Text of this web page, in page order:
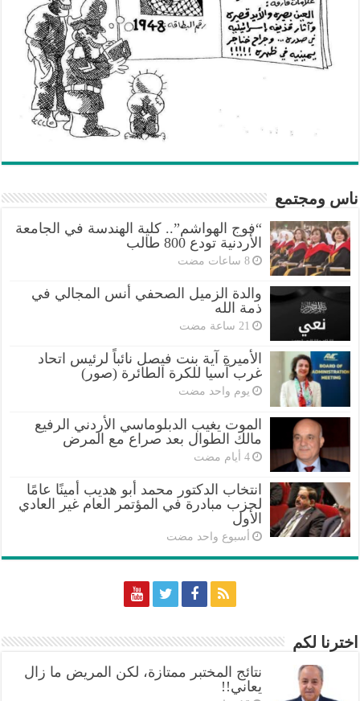
ناس ومجتمع
“فوج الهواشم”.. كلية الهندسة في الجامعة
الأردنية تودع 800 طالب
‏8 ساعات مضت
والدة الزميل الصحفي أنس المجالي في
ذمة الله
الأميرة آية بنت فيصل نائباً لرئيس اتحاد
غرب آسيا للكرة الطائرة (صور)
‏يوم واحد مضت
الموت يغيب الدبلوماسي الأردني الرفيع
مالك الطوال بعد صراع مع المرض
‏4 أيام مضت
انتخاب الدكتور محمد أبو هديب أمينًا عامًا
لحزب مبادرة في المؤتمر العام غير العادي
الأول
‏أسبوع واحد مضت
اخترنا لكم
نتائج المختبر ممتازة، لكن المريض ما زال
يعاني!!